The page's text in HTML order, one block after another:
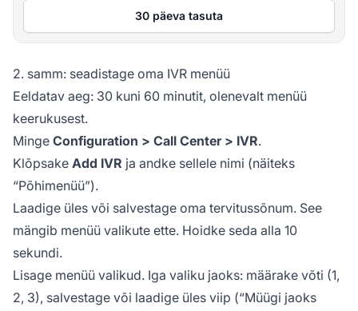
30 päeva tasuta
2. samm: seadistage oma IVR menüü
Eeldatav aeg: 30 kuni 60 minutit, olenevalt menüü
keerukusest.
Minge Configuration > Call Center > IVR.
Klõpsake Add IVR ja andke sellele nimi (näiteks
“Põhimenüü”).
Laadige üles või salvestage oma tervitussõnum. See
mängib menüü valikute ette. Hoidke seda alla 10
sekundi.
Lisage menüü valikud. Iga valiku jaoks: määrake võti (1,
2, 3), salvestage või laadige üles viip (“Müügi jaoks